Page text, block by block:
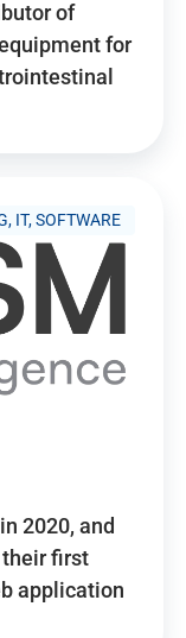
of
for
IT, SOFTWARE
2020, and
their first
application